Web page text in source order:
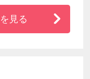
トでお客様にく
見る